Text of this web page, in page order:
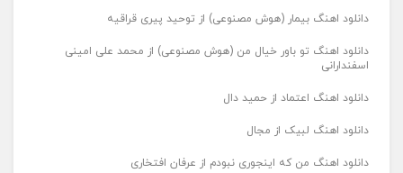
دانلود اهنگ بیمار (هوش مصنوعی) از توحید پیری قراقیه
دانلود اهنگ تو باور خیال من (هوش مصنوعی) از محمد علی امینی
اسفندارانی
دانلود اهنگ اعتماد از حمید دال
دانلود اهنگ لبیک از مجال
دانلود اهنگ من که اینجوری نبودم از عرفان افتخاری